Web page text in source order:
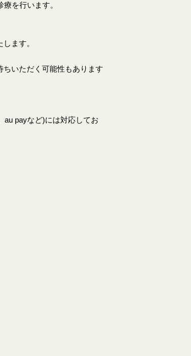
を行います。
ます。
いただく可能性もあります
au payなど)には対応してお